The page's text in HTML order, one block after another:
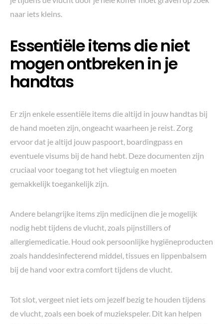
naar iets kleins.
Essentiële items die niet
mogen ontbreken in je
handtas
Er zijn enkele essentiële items die altijd in jouw handtas bij
de hand moeten zijn, ongeacht waarheen je reist. Zorg
ervoor dat je altijd jouw paspoort, boardingpass en
eventuele visums bij de hand hebt. Deze documenten zijn
cruciaal voor toegang tot het vliegtuig en moeten
gemakkelijk toegankelijk zijn.
Andere belangrijke items zijn medicijnen die je mogelijk
nodig hebt tijdens de vlucht, zoals pijnstillers of
allergiemedicatie. Houd ook persoonlijke hygiëneproducten
zoals handdesinfecterend middel, tissues en lippenbalsem
bij de hand voor extra comfort tijdens de vlucht.
Tot slot, vergeet niet iets om jezelf bezig te houden tijdens
de vlucht, zoals een boek of muziekspeler. Dit kan helpen